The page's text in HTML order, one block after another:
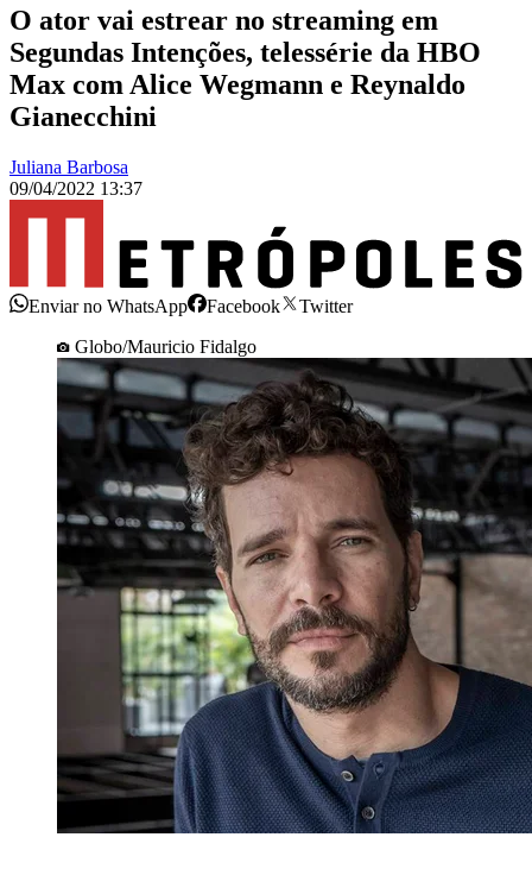
O ator vai estrear no streaming em
Segundas Intenções, telessérie da HBO
Max com Alice Wegmann e Reynaldo
Gianecchini
Juliana Barbosa
09/04/2022 13:37
Enviar no WhatsApp Facebook
Twitter
Globo/Mauricio Fidalgo